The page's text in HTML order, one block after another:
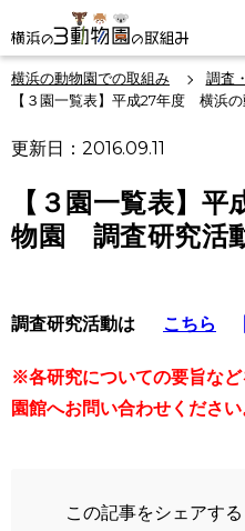
横浜の動物園での取組み
調査
【３園一覧表】平成27年度 横浜
更新日：2016.09.11
【３園一覧表】
物園 調査研究活
調査研究活動は こちら
※各研究についての要旨な
園館へお問い合わせください
この記事をシェアする